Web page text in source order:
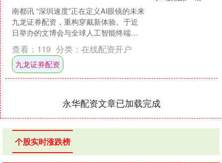
南都讯 “深圳速度”正在定义AI眼镜的未来
九龙证券配资，重构穿戴新体验。于近
日举办的文博会与全球人工智能终端展
上，一款AI眼镜惊艳亮相——它功能强
大，集拍照摄像....
查看： 119 分类： 在线配资开户
九龙证券配资
永华配资文章已加载完成
个股实时涨跌榜